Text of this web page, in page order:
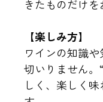
きたものだけを
【楽しみ方】
ワインの知識
切いりません。
しく、楽しく